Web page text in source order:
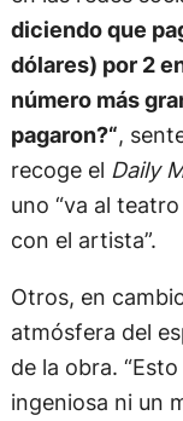
diciendo que
dólares) por 2
número más
pagaron?“,
recoge el Daily
uno “va al
con el artista”.
Otros, en
atmósfera del
de la obra.
ingeniosa ni un